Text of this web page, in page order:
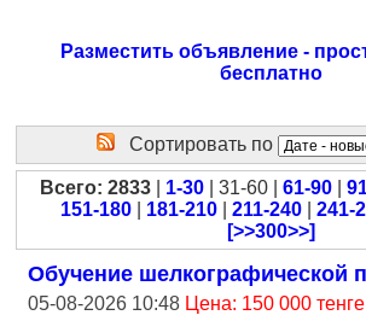
Разместить объявление -
бесплатно
Сортировать по
Всего: 2833 1-30 | 31-60 | 61-90
151-180| 181-210| 211-240| 241-
[>>300>>]
Обучение шелкографической
05-08-2026 10:48 Цена: 150 000 тенге